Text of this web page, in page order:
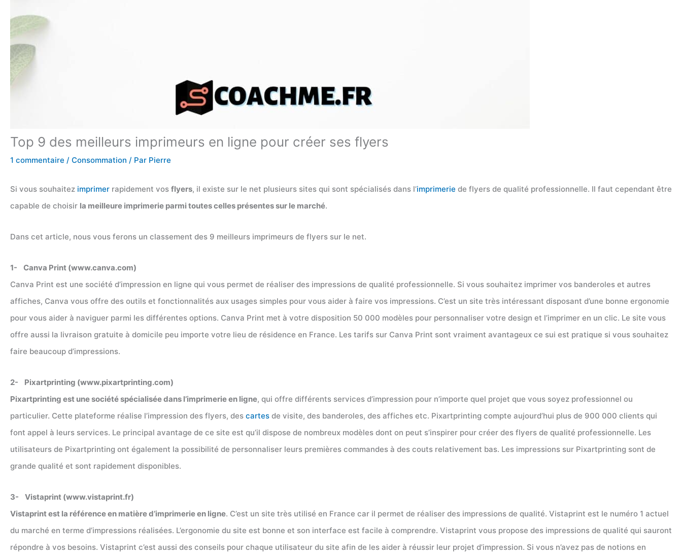
Top 9 des meilleurs imprimeurs en ligne pour créer ses flyers
1 commentaire / Consommation / Par Pierre
Si vous souhaitez imprimer rapidement vos flyers, il existe sur le net plusieurs sites qui sont spécialisés dans l’imprimerie de flyers de qualité professionnelle. Il faut cependant être
capable de choisir la meilleure imprimerie parmi toutes celles présentes sur le marché.
Dans cet article, nous vous ferons un classement des 9 meilleurs imprimeurs de flyers sur le net.
1- Canva Print (www.canva.com)
Canva Print est une société d’impression en ligne qui vous permet de réaliser des impressions de qualité professionnelle. Si vous souhaitez imprimer vos banderoles et autres
affiches, Canva vous offre des outils et fonctionnalités aux usages simples pour vous aider à faire vos impressions. C’est un site très intéressant disposant d’une bonne ergonomie
pour vous aider à naviguer parmi les différentes options. Canva Print met à votre disposition 50 000 modèles pour personnaliser votre design et l’imprimer en un clic. Le site vous
offre aussi la livraison gratuite à domicile peu importe votre lieu de résidence en France. Les tarifs sur Canva Print sont vraiment avantageux ce sui est pratique si vous souhaitez
faire beaucoup d’impressions.
2- Pixartprinting (www.pixartprinting.com)
Pixartprinting est une société spécialisée dans l’imprimerie en ligne, qui offre différents services d’impression pour n’importe quel projet que vous soyez professionnel ou
particulier. Cette plateforme réalise l’impression des flyers, des cartes de visite, des banderoles, des affiches etc. Pixartprinting compte aujourd’hui plus de 900 000 clients qui
font appel à leurs services. Le principal avantage de ce site est qu’il dispose de nombreux modèles dont on peut s’inspirer pour créer des flyers de qualité professionnelle. Les
utilisateurs de Pixartprinting ont également la possibilité de personnaliser leurs premières commandes à des couts relativement bas. Les impressions sur Pixartprinting sont de
grande qualité et sont rapidement disponibles.
3- Vistaprint (www.vistaprint.fr)
Vistaprint est la référence en matière d’imprimerie en ligne. C’est un site très utilisé en France car il permet de réaliser des impressions de qualité. Vistaprint est le numéro 1 actuel
du marché en terme d’impressions réalisées. L’ergonomie du site est bonne et son interface est facile à comprendre. Vistaprint vous propose des impressions de qualité qui sauront
répondre à vos besoins. Vistaprint c’est aussi des conseils pour chaque utilisateur du site afin de les aider à réussir leur projet d’impression. Si vous n’avez pas de notions en